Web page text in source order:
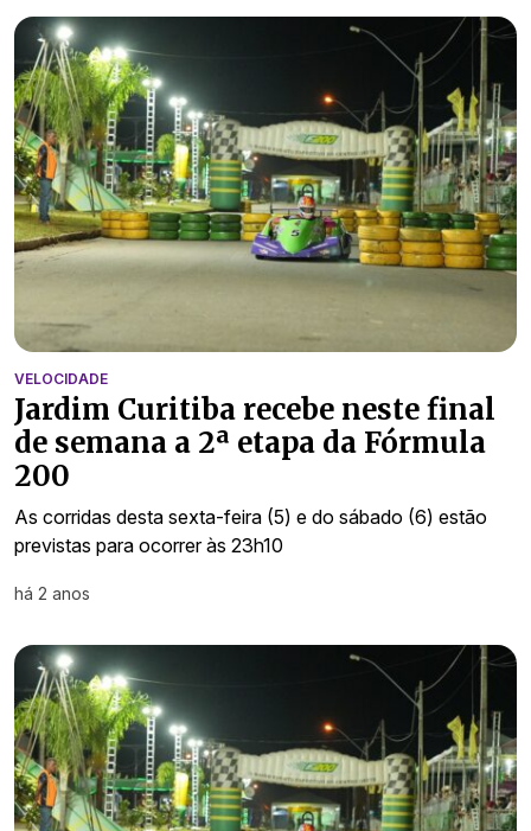
VELOCIDADE
Jardim Curitiba recebe neste final
de semana a 2ª etapa da Fórmula
200
As corridas desta sexta-feira (5) e do sábado (6) estão
previstas para ocorrer às 23h10
há 2 anos